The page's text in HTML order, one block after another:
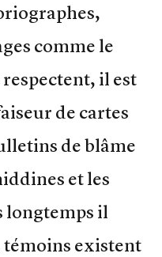
comme le
il est
de cartes
de blâme
et les
longtemps il
témoins existent